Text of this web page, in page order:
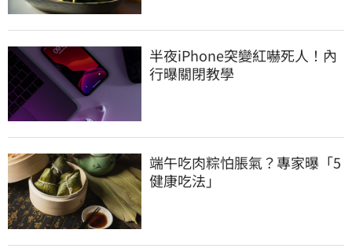
半夜iPhone突變紅嚇死人！內
行曝關閉教學
端午吃肉粽怕脹氣？專家曝「5
健康吃法」